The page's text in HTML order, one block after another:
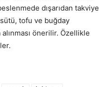
dışarıdan takviye
tofu ve buğday
önerilir. Özellikle